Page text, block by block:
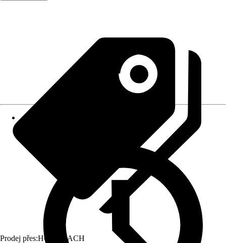
Prodej přes:HORNBACH